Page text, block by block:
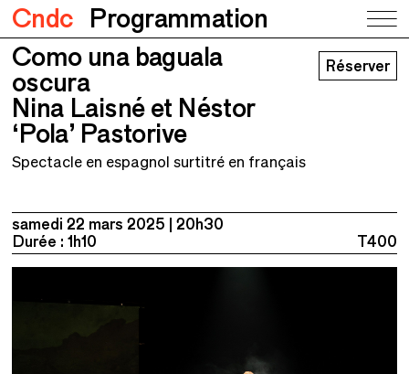
Cndc Programmation
Como una baguala oscura
Nina Laisné et Néstor ‘Pola’ Pastorive
Como una baguala
oscura
Nina Laisné et Néstor
‘Pola’ Pastorive
Réserver
Spectacle en espagnol surtitré en français
samedi 22 mars 2025
20h30
Durée : 1h10
T400